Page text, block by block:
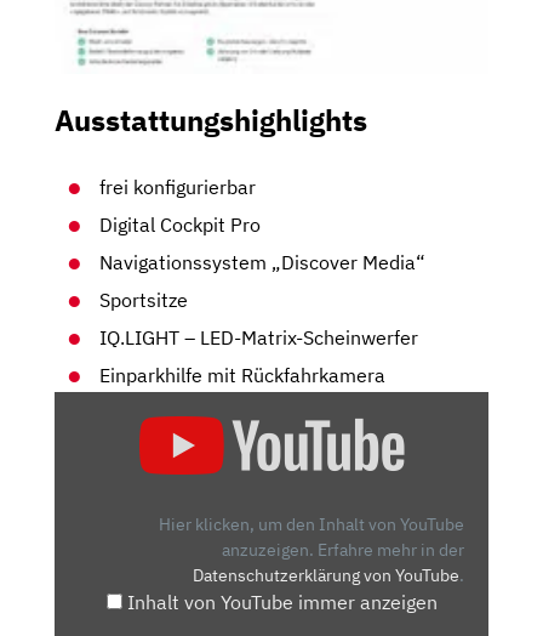
Ausstattungshighlights
frei konfigurierbar
Digital Cockpit Pro
Navigationssystem „Discover Media“
Sportsitze
IQ.LIGHT – LED-Matrix-Scheinwerfer
Einparkhilfe mit Rückfahrkamera
Hier klicken, um den Inhalt von YouTube
anzuzeigen. Erfahre mehr in der
Datenschutzerklärung von YouTube.
Inhalt von YouTube immer anzeigen